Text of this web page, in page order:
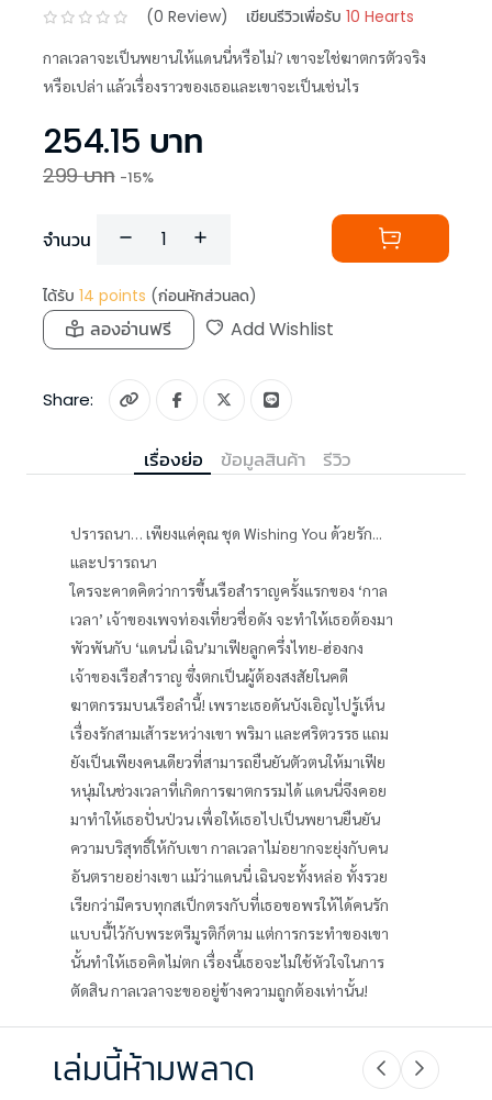
(0 Review) เขียนรีวิวเพื่อรับ 10 Hearts
กาลเวลาจะเป็นพยานให้แดนนี่หรือไม่? เขาจะใช่ฆาตกรตัวจริง
หรือเปล่า แล้วเรื่องราวของเธอและเขาจะเป็นเช่นไร
254.15 บาท
299บาท -15%
จำนวน
ได้รับ 14 points (ก่อนหักส่วนลด)
ลองอ่านฟรี Add Wishlist
Share:
เรื่องย่อ ข้อมูลสินค้า รีวิว
ปรารถนา… เพียงแค่คุณ ชุด Wishing You ด้วยรัก...
และปรารถนา
ใครจะคาดคิดว่าการขึ้นเรือสำราญครั้งแรกของ ‘กาล
เวลา’ เจ้าของเพจท่องเที่ยวชื่อดัง จะทำให้เธอต้องมา
พัวพันกับ ‘แดนนี่ เฉิน’มาเฟียลูกครึ่งไทย-ฮ่องกง
เจ้าของเรือสำราญ ซึ่งตกเป็นผู้ต้องสงสัยในคดี
ฆาตกรรมบนเรือลำนี้! เพราะเธอดันบังเอิญไปรู้เห็น
เรื่องรักสามเส้าระหว่างเขา พริมา และศริตวรรธ แถม
ยังเป็นเพียงคนเดียวที่สามารถยืนยันตัวตนให้มาเฟีย
หนุ่มในช่วงเวลาที่เกิดการฆาตกรรมได้ แดนนี่จึงคอย
มาทำให้เธอปั่นป่วน เพื่อให้เธอไปเป็นพยานยืนยัน
ความบริสุทธิ์ให้กับเขา กาลเวลาไม่อยากจะยุ่งกับคน
อันตรายอย่างเขา แม้ว่าแดนนี่ เฉินจะทั้งหล่อ ทั้งรวย
เรียกว่ามีครบทุกสเป็กตรงกับที่เธอขอพรให้ได้คนรัก
แบบนี้ไว้กับพระตรีมูรติก็ตาม แต่การกระทำของเขา
นั้นทำให้เธอคิดไม่ตก เรื่องนี้เธอจะไม่ใช้หัวใจในการ
ตัดสิน กาลเวลาจะขออยู่ข้างความถูกต้องเท่านั้น!
เล่มนี้ห้ามพลาด